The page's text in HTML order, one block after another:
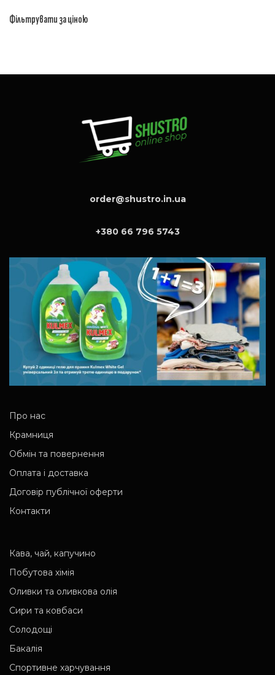
Фільтрувати за ціною
order@shustro.in.ua
+380 66 796 5743
Про нас
Крамниця
Обмін та повернення
Оплата і доставка
Договір публічної оферти
Контакти
Кава, чай, капучино
Побутова хімія
Оливки та оливкова олія
Сири та ковбаси
Солодощі
Бакалія
Спортивне харчування